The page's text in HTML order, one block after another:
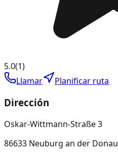
5.0(1)
Llamar
Planificar ruta
Dirección
Oskar-Wittmann-Straße 3
86633 Neuburg an der Donau